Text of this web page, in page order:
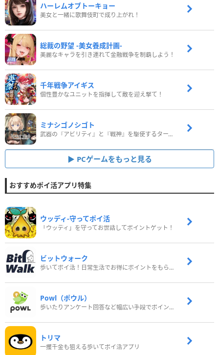
ハーレムオブトーキョー
美女と一緒に歌舞伎町で成り上がれ！
総裁の野望 -美女養成計画-
美麗なキャラを引き連れて金融戦争を制覇しよう！
千年戦争アイギス
個性豊かなユニットを指揮して敵を迎え撃て！
ミナシゴノシゴト
武器の『アビリティ』と『戦神』を駆使するターン制コマンドバトルRPG！
PCゲームをもっと見る
おすすめポイ活アプリ特集
ウッディ‐守ってポイ活
「ウッディ」を守ってお世話してポイントゲット！
ビットウォーク
歩いてポイ活！日常生活でお得にポイントをもらおう
Powl（ポウル）
歩いたりアンケート回答など幅広い手段でポイントをゲット
トリマ
一攫千金も狙える歩いてポイ活アプリ